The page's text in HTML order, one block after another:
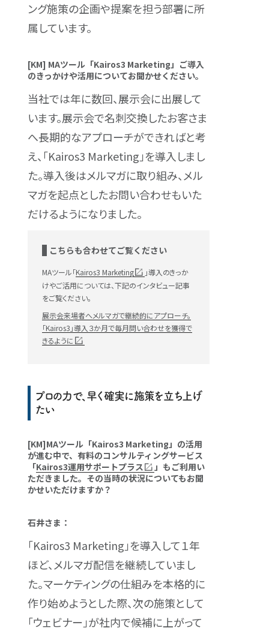
ング施策の企画や提案を担う部署に所
属しています。
[KM] MAツール「Kairos3 Marketing」ご導入
のきっかけや活用についてお聞かせください。
当社では年に数回、展示会に出展して
います。展示会で名刺交換したお客さま
へ長期的なアプローチができればと考
え、「Kairos3 Marketing」を導入しまし
た。導入後はメルマガに取り組み、メル
マガを起点としたお問い合わせもいた
だけるようになりました。
こちらも合わせてご覧ください
MAツール「Kairos3 Marketing
」導入のきっか
けやご活用については、下記のインタビュー記事
をご覧ください。
展示会来場者へメルマガで継続的にアプローチ。
「Kairos3」導入３か月で毎月問い合わせを獲得で
きるように
プロの力で、早く確実に施策を立ち上げ
たい
[KM]MAツール「Kairos3 Marketing」の活用
が進む中で、有料のコンサルティングサービス
「Kairos3運用サポートプラス
」もご利用い
ただきました。その当時の状況についてもお聞
かせいただけますか？
石井さま：
「Kairos3 Marketing」を導入して１年
ほど、メルマガ配信を継続していまし
た。マーケティングの仕組みを本格的に
作り始めようとした際、次の施策として
「ウェビナー」が社内で候補に上がって